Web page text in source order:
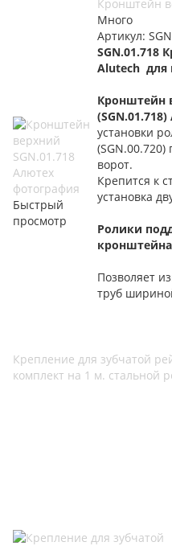
Быстрый
просмотр
Кронштейн
Много
Артикул:
SGN.01.718
Alutech для
Кронштейн
установки
ворот.
Крепится к
установка
Ролики
Позволяет
труб
Крепление для зубчатой
комплект на 1 м. стальной